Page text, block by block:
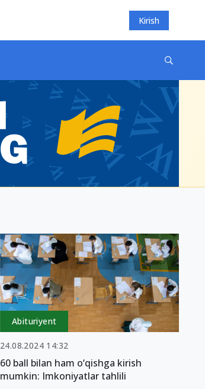
Kirish
Abituriyent
24.08.2024 14:32
60 ball bilan ham o‘qishga kirish
mumkin: Imkoniyatlar tahlili